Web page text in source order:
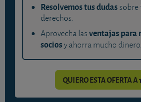
Resolvemos tus dudassobre
derechos.
Aprovecha lasventajas para
sociosy ahorra mucho dinero.
QUIERO ESTA OFERTA A